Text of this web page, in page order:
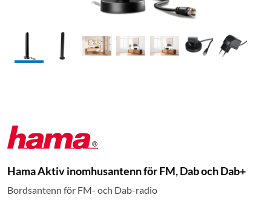
Hama Aktiv inomhusantenn för FM, Dab och Dab+
Bordsantenn för FM- och Dab-radio